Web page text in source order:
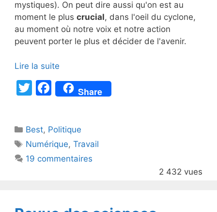
mystiques). On peut dire aussi qu'on est au
moment le plus crucial, dans l'oeil du cyclone,
au moment où notre voix et notre action
peuvent porter le plus et décider de l'avenir.
Lire la suite
T
er
F
a
e
b
o
Share
Catégories
Best, Politique
Étiquettes
Numérique,Travail
19 commentaires
2 432 vues